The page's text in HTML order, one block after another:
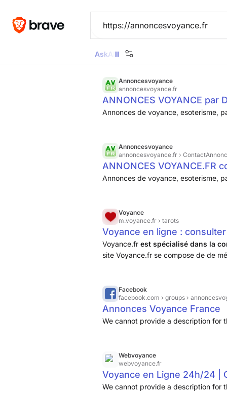
AskAllImages
Annoncesvoyance
annoncesvoyance.fr
ANNONCES VOYANCE par
Annonces de voyance, esoterisme,
Annoncesvoyance
annoncesvoyance.fr ›
ANNONCES VOYANCE.FR
Annonces de voyance, esoterisme,
Voyance
m.voyance.fr › tarots
Voyance en ligne :
Voyance.fr est spécialisé dans la
site Voyance.fr se compose de de
Facebook
facebook.com › groups ›
Annonces Voyance France
We cannot provide a description for
Webvoyance
webvoyance.fr
Voyance en Ligne 24h/24 |
We cannot provide a description for